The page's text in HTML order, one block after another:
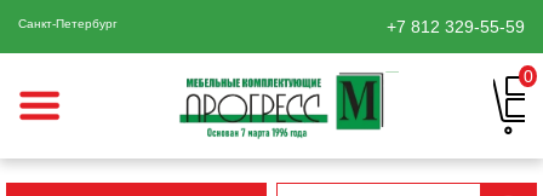
Санкт-Петербург +7 812 329-55-59
0